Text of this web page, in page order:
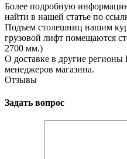
Более подробную
найти в нашей статье по
Подъем столешниц нашим
грузовой лифт помещаются
2700 мм.)
О доставке в другие
менеджеров магазина.
Отзывы
Задать вопрос